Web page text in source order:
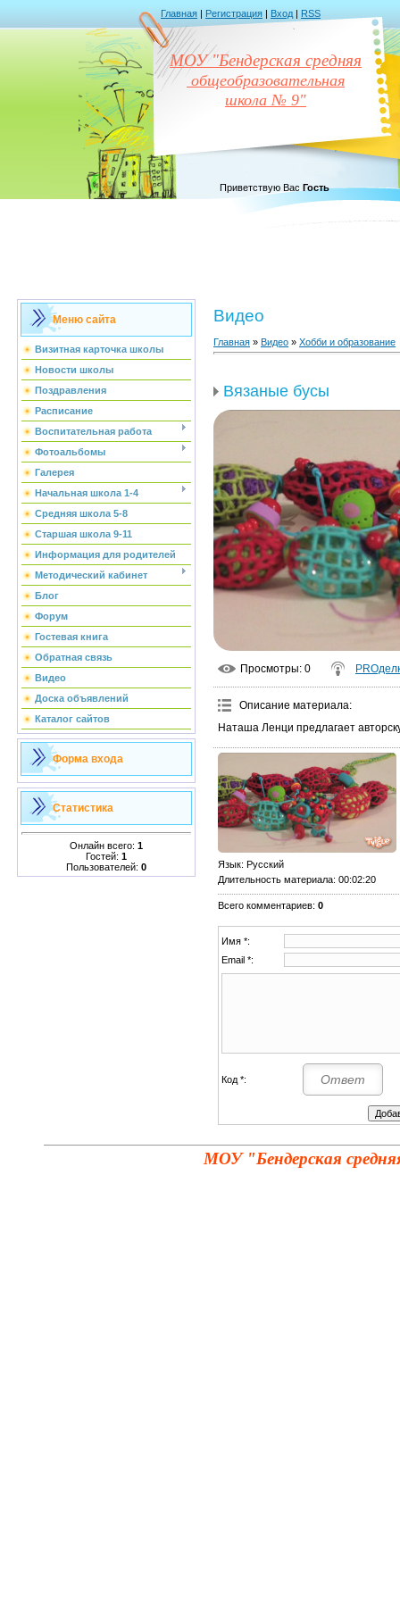
Главная | Регистрация | Вход | RSS
МОУ "Бендерская средняя
общеобразовательная
школа № 9"
Приветствую Вас Гость
Меню сайта
Визитная карточка школы
Новости школы
Поздравления
Расписание
Воспитательная работа
Фотоальбомы
Галерея
Начальная школа 1-4
Средняя школа 5-8
Старшая школа 9-11
Информация для родителей
Методический кабинет
Блог
Форум
Гостевая книга
Обратная связь
Видео
Доска объявлений
Каталог сайтов
Форма входа
Статистика
Онлайн всего: 1
Гостей: 1
Пользователей: 0
Видео
Главная » Видео » Хобби и образование
Вязаные бусы
Просмотры: 0
Описание материала:
Наташа Ленци предлагает
Язык: Русский
Длительность материала: 00:02:20
Всего комментариев: 0
Имя *:
Email *:
Код *:
МОУ "Бендерская